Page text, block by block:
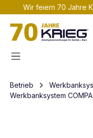
Zum Hauptinhalt springen
Wir feiern 70 Jahre
Betrieb
Werkbanksystem